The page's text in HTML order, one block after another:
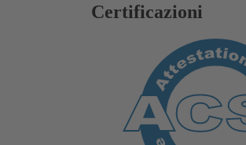
Certificazioni